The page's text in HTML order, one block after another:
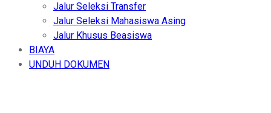
Jalur Seleksi Transfer
Jalur Seleksi Mahasiswa Asing
Jalur Khusus Beasiswa
BIAYA
UNDUH DOKUMEN